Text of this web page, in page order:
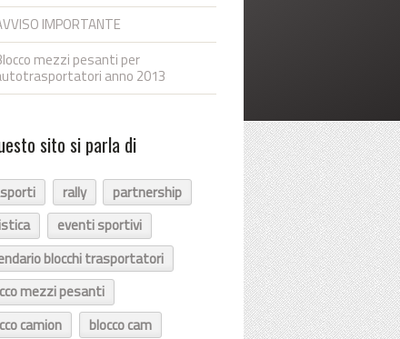
IMPORTANTE
mezzi pesanti per
anno 2013
sito si parla di
rally
partnership
eventi sportivi
blocchi trasportatori
mezzi pesanti
camion
blocco cam